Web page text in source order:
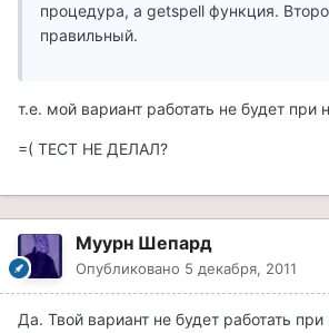
процедура, а getspell функция.
правильный.
т.е. мой вариант работать не будет при
=( ТЕСТ НЕ ДЕЛАЛ?
Муурн Шепард
Опубликовано 5 декабря, 2011
Да. Твой вариант не будет работать